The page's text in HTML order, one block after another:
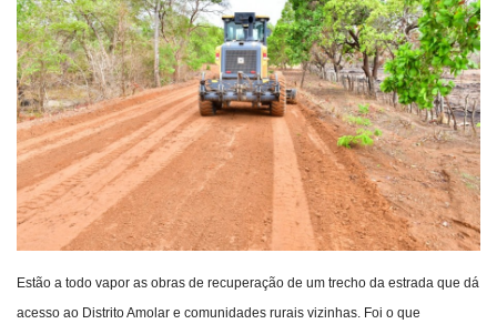
Webmail
Contato
Estão a todo vapor as obras de recuperação de um trecho da estrada que dá
acesso ao Distrito Amolar e comunidades rurais vizinhas. Foi o que